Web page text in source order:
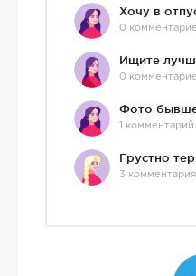
Хочу в
0
0
1 комментарий
Грустно
3 комментария